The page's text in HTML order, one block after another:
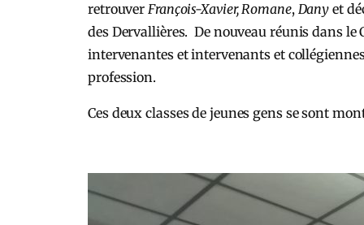
retrouver François-Xavier, Romane, Dany et
des Dervallières. De nouveau réunis dans
intervenantes et intervenants et
profession.
Ces deux classes de jeunes gens se sont